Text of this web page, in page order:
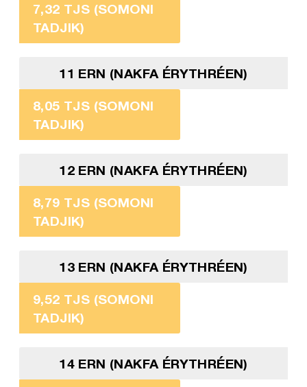
7,32 TJS (SOMONI
TADJIK)
11 ERN (NAKFA ÉRYTHRÉEN)
8,05 TJS (SOMONI
TADJIK)
12 ERN (NAKFA ÉRYTHRÉEN)
8,79 TJS (SOMONI
TADJIK)
13 ERN (NAKFA ÉRYTHRÉEN)
9,52 TJS (SOMONI
TADJIK)
14 ERN (NAKFA ÉRYTHRÉEN)